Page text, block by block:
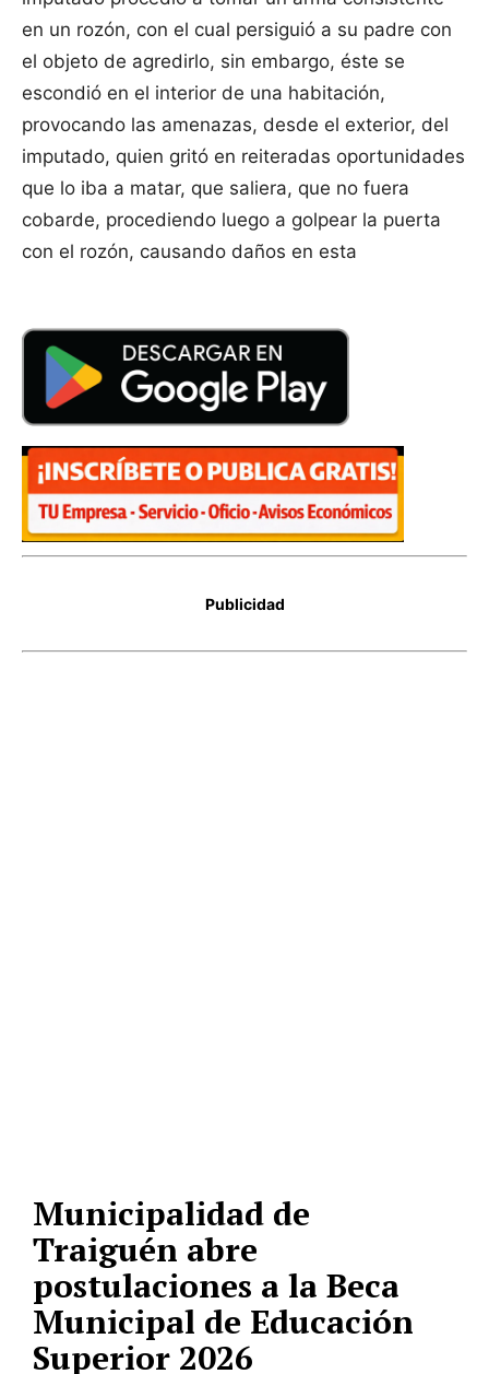
en un rozón, con el cual persiguió a su padre con
el objeto de agredirlo, sin embargo, éste se
escondió en el interior de una habitación,
provocando las amenazas, desde el exterior, del
imputado, quien gritó en reiteradas oportunidades
que lo iba a matar, que saliera, que no fuera
cobarde, procediendo luego a golpear la puerta
con el rozón, causando daños en esta
Publicidad